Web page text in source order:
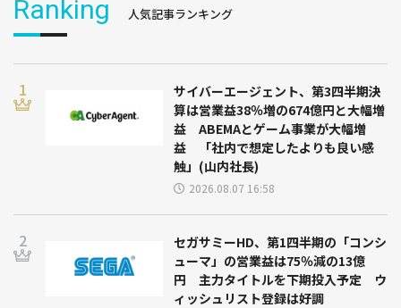
Ranking 人気記事ランキング
サイバーエージェント、第3四半期決
算は営業益38％増の674億円と大幅増
益 ABEMAとゲーム事業が大幅増
益 「社内で想定したよりも良い感
触」(山内社長)
2026.08.07 16:58
セガサミーHD、第1四半期の「コンシ
ューマ」の営業益は75％減の13億
円 主力タイトルを下期投入予定 ウ
ィッシュリスト登録は好調